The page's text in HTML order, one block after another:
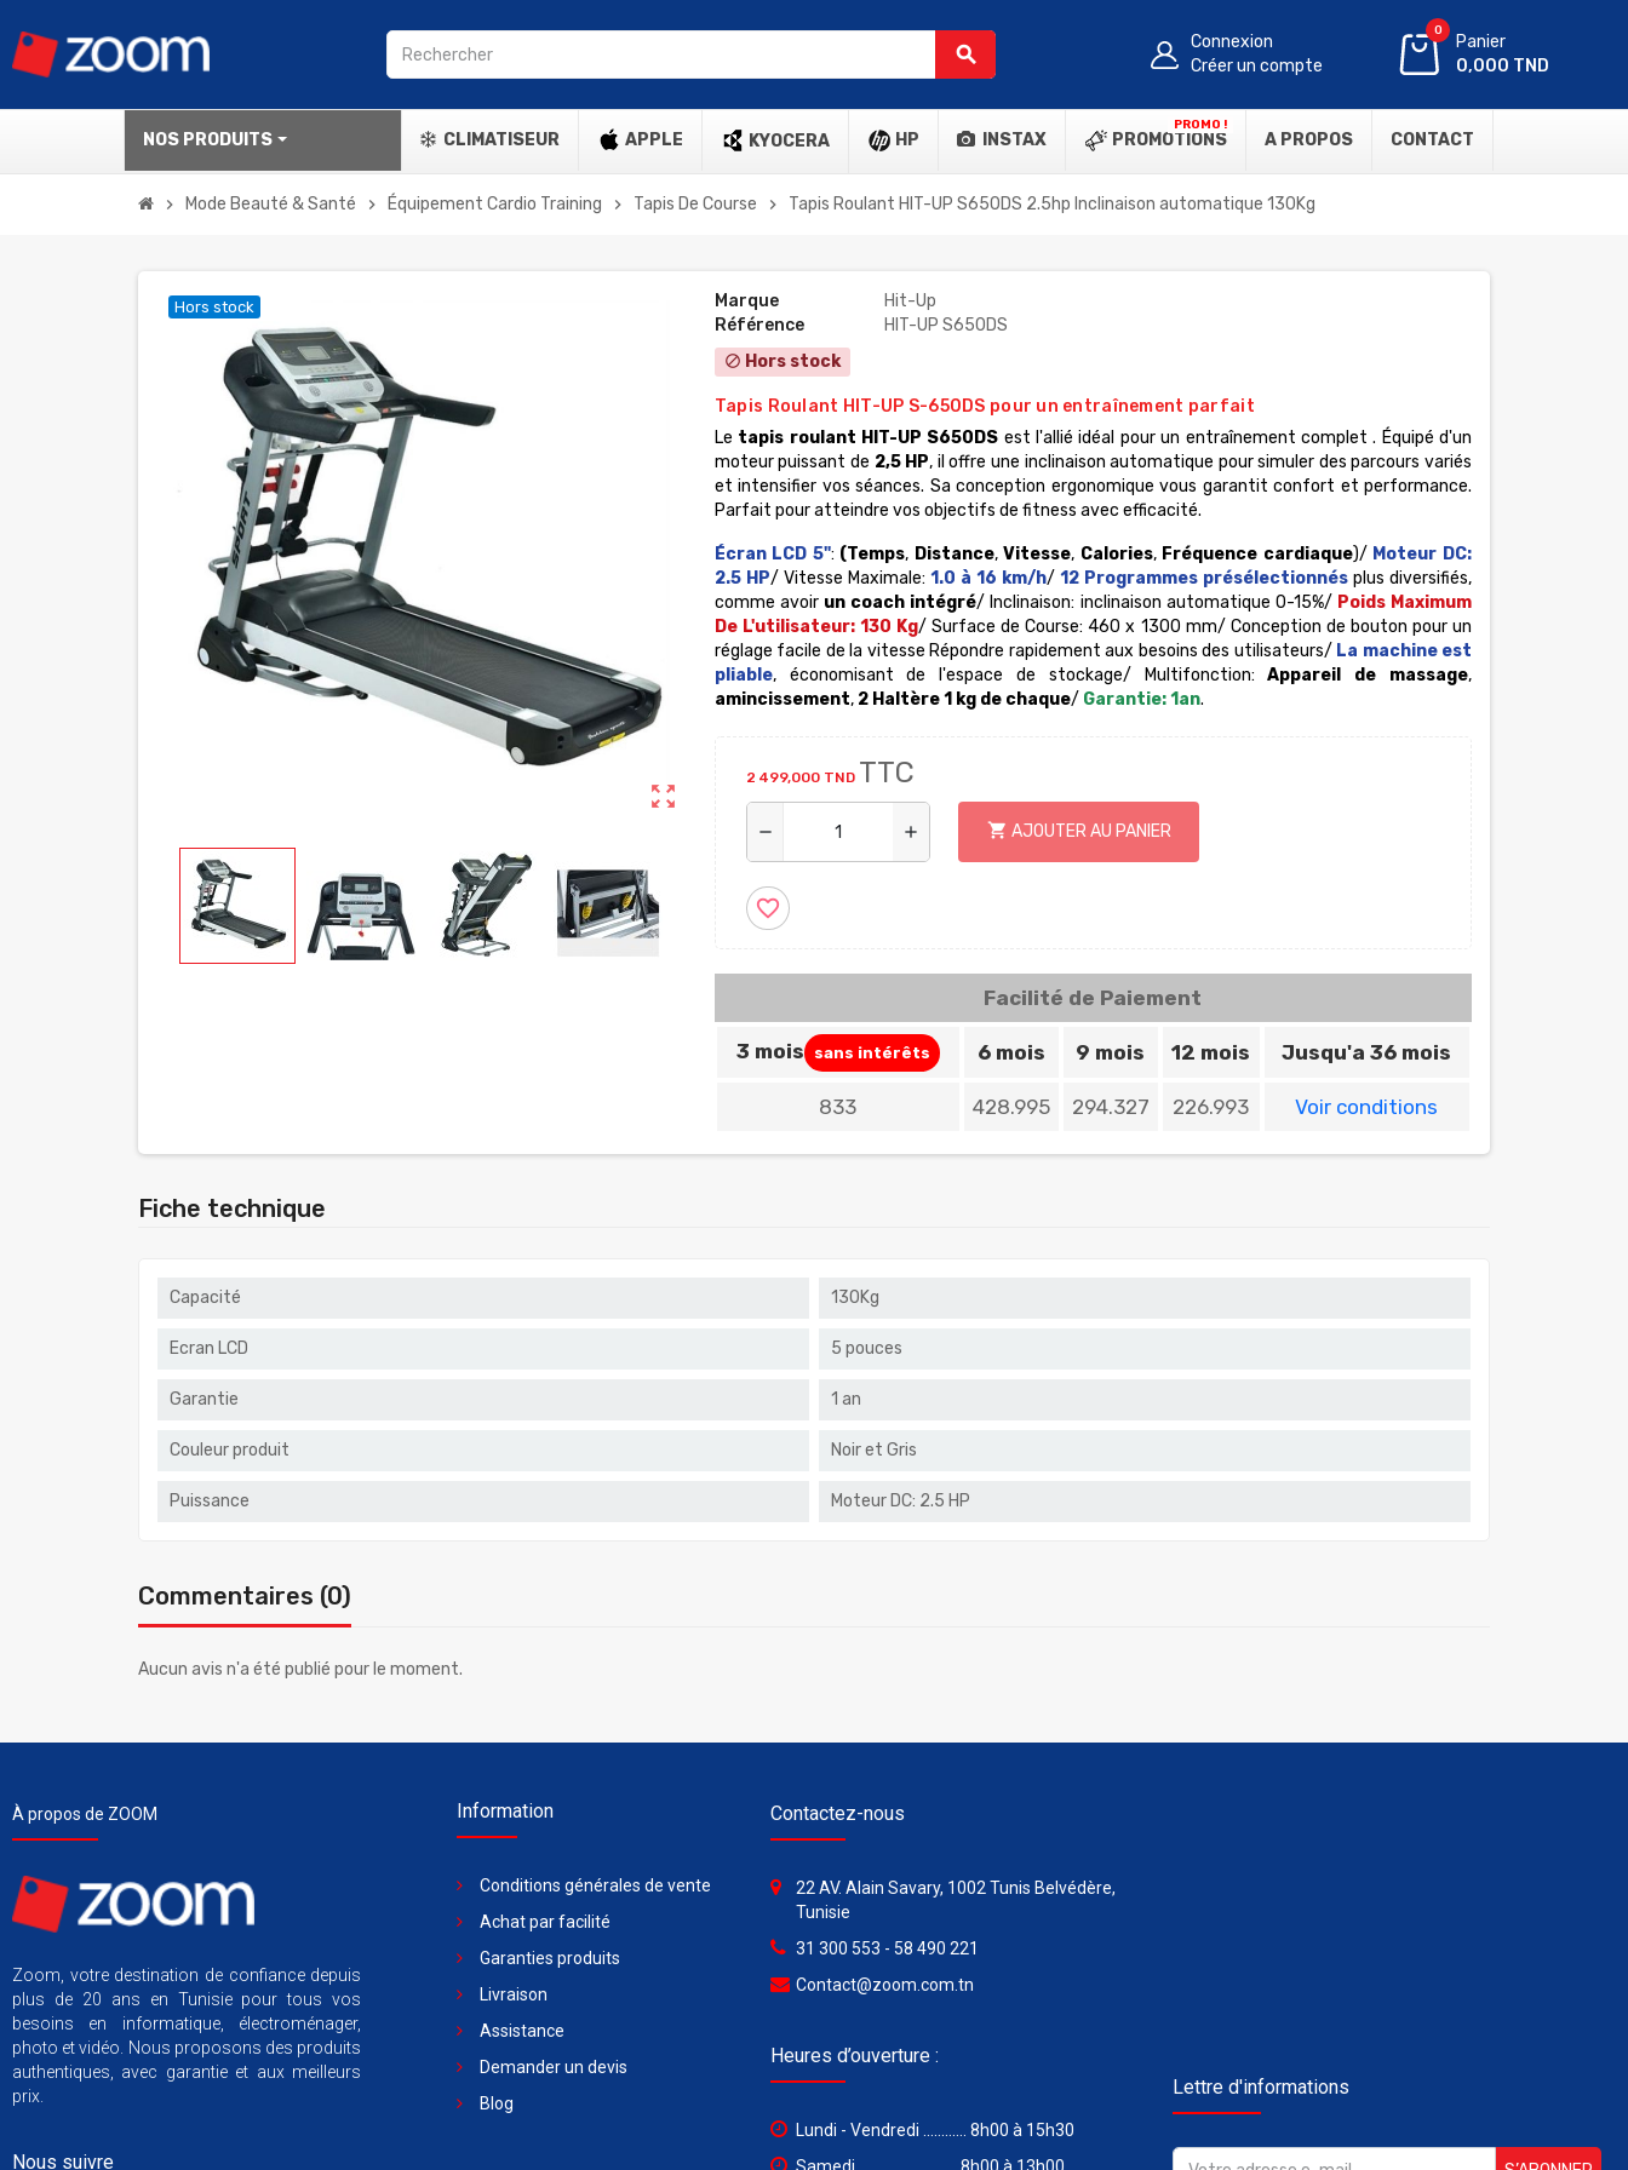
search
Connexion
Créer un compte
0
Panier
0,000 TND
NOS PRODUITS CLIMATISEUR APPLE KYOCERA HP INSTAX PROMOTIONS
PROMO !
A PROPOS CONTACT
chevron_right Mode Beauté & Santé chevron_right Équipement Cardio Training chevron_right Tapis De Course chevron_right Tapis Roulant HIT-UP S650DS 2.5hp Inclinaison automatique 130Kg
zoom_out_map
Hors stock Marque
Hit-Up
Référence
HIT-UP S650DS
block Hors stock
Tapis Roulant HIT-UP S-650DS pour un entraînement parfait
Le tapis roulant HIT-UP S650DS est l'allié idéal pour un entraînement complet . Équipé d'un
moteur puissant de 2,5 HP, il offre une inclinaison automatique pour simuler des parcours variés
et intensifier vos séances. Sa conception ergonomique vous garantit confort et performance.
Parfait pour atteindre vos objectifs de fitness avec efficacité.
Écran LCD 5": (Temps, Distance,Vitesse, Calories, Fréquence cardiaque)/ Moteur DC:
2.5 HP/ Vitesse Maximale: 1.0 à 16 km/h/ 12 Programmes présélectionnésplus diversifiés,
comme avoir un coach intégré/ Inclinaison: inclinaison automatique 0-15%/ Poids Maximum
De L'utilisateur: 130 Kg/ Surface de Course: 460 x 1300 mm/ Conception de bouton pour un
réglage facile de la vitesse Répondre rapidement aux besoins des utilisateurs/ La machine est
pliable, économisant de l'espace de stockage/ Multifonction:Appareil de massage,
amincissement, 2 Haltère 1 kg de chaque/ Garantie: 1an.
2 499,000 TND TTC
remove add shopping_cart AJOUTER AU PANIER
favorite_border
Facilité de Paiement
3 mois sans intérêts 6 mois 9 mois 12 mois Jusqu'a 36 mois
833 428.995 294.327 226.993 Voir conditions
Fiche technique
Capacité 130Kg
Ecran LCD 5 pouces
Garantie 1 an
Couleur produit Noir et Gris
Puissance Moteur DC: 2.5 HP
Commentaires (0)
Aucun avis n'a été publié pour le moment.
À propos de ZOOM
Zoom, votre destination de confiance depuis
plus de 20 ans en Tunisie pour tous vos
besoins en informatique, électroménager,
photo et vidéo. Nous proposons des produits
authentiques, avec garantie et aux meilleurs
prix.
Nous suivre
Information
Conditions générales de vente
Achat par facilité
Garanties produits
Livraison
Assistance
Demander un devis
Blog
Contactez-nous
22 AV. Alain Savary, 1002 Tunis Belvédère,
Tunisie
31 300 553 - 58 490 221
Contact@zoom.com.tn
Heures d’ouverture :
Lundi - Vendredi ............ 8h00 à 15h30
Lettre d'informations